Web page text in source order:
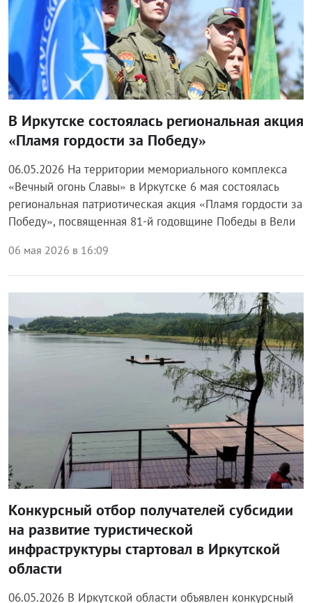
В Иркутске состоялась региональная акция
«Пламя гордости за Победу»
06.05.2026 На территории мемориального комплекса
«Вечный огонь Славы» в Иркутске 6 мая состоялась
региональная патриотическая акция «Пламя гордости за
Победу», посвященная 81-й годовщине Победы в Вели
06 мая 2026 в 16:09
Конкурсный отбор получателей субсидии
на развитие туристической
инфраструктуры стартовал в Иркутской
области
06.05.2026 В Иркутской области объявлен конкурсный